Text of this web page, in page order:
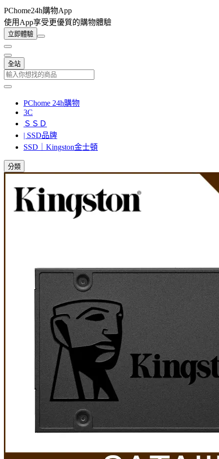
PChome24h購物App
使用App享受更優質的購物體驗
立即體驗
全站
PChome 24h購物
3C
ＳＳＤ
| SSD品牌
SSD｜Kingston金士頓
分類